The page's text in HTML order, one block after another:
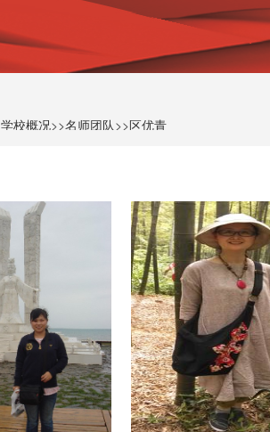
学校概况>>名师团队>>区优青